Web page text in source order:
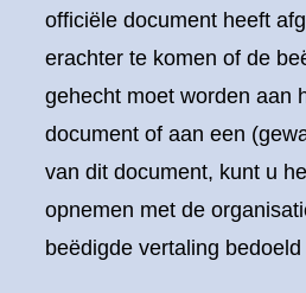
officiële document heeft
erachter te komen of de
gehecht moet worden aan
document of aan een
van dit document, kunt u
opnemen met de
beëdigde vertaling bedoeld